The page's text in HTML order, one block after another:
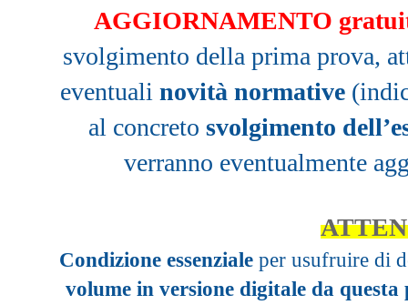
AGGIORNAMENTO
svolgimento della prima prova,
eventuali novità normative(
al concreto svolgimento
verranno eventualmente
Condizione essenziale per usufruire di
volume in versione digitale da